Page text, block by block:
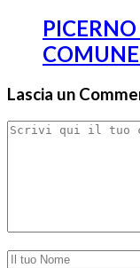
Lascia un